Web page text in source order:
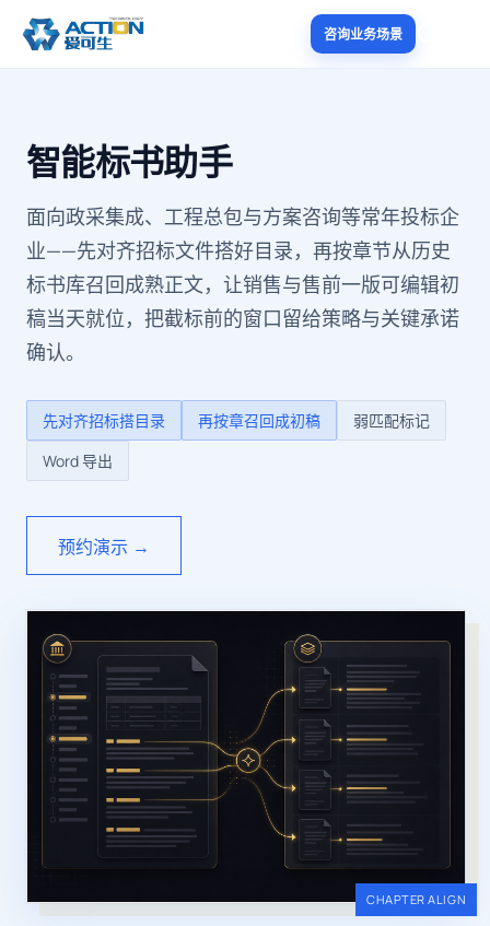
咨询业务场景
智能标书助手
面向政采集成、工程总包与方案咨询等常年投标企
业——先对齐招标文件搭好目录，再按章节从历史
标书库召回成熟正文，让销售与售前一版可编辑初
稿当天就位，把截标前的窗口留给策略与关键承诺
确认。
先对齐招标搭目录 再按章召回成初稿
弱匹配标记
Word 导出
预约演示 →
CHAPTER ALIGN